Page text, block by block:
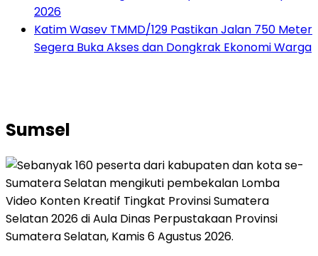
2026
Katim Wasev TMMD/129 Pastikan Jalan 750 Meter
Segera Buka Akses dan Dongkrak Ekonomi Warga
Sumsel